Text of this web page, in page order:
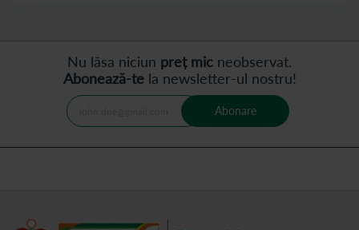
Nu lăsa niciun preț mic neobservat.
Abonează-tela newsletter-ul nostru!
Abonare